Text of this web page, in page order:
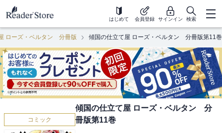
はじめて 会員登録 サインイン 検索
ローズ・ベルタン 分冊版 傾国の仕立て屋 ローズ・ベルタン 分冊版第11巻
コミック
傾国の仕立て屋 ローズ・ベルタン 分
冊版第11巻